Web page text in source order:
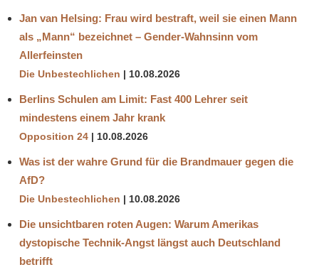
Jan van Helsing: Frau wird bestraft, weil sie einen Mann
als „Mann“ bezeichnet – Gender-Wahnsinn vom
Allerfeinsten
Die Unbestechlichen 10.08.2026
Berlins Schulen am Limit: Fast 400 Lehrer seit
mindestens einem Jahr krank
Opposition 24 10.08.2026
Was ist der wahre Grund für die Brandmauer gegen die
AfD?
Die Unbestechlichen 10.08.2026
Die unsichtbaren roten Augen: Warum Amerikas
dystopische Technik-Angst längst auch Deutschland
betrifft